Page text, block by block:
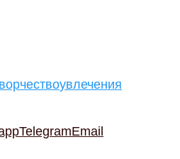
увлечения
TelegramEmail